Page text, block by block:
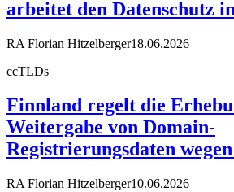
arbeitet den Datenschutz
RA Florian Hitzelberger18.06.2026
ccTLDs
Finnland regelt die
Weitergabe von Domain-
Registrierungsdaten
RA Florian Hitzelberger10.06.2026